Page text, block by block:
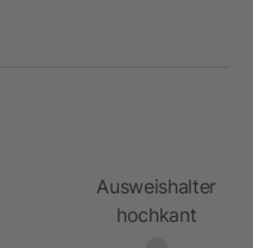
Ausweishalter
hochkant